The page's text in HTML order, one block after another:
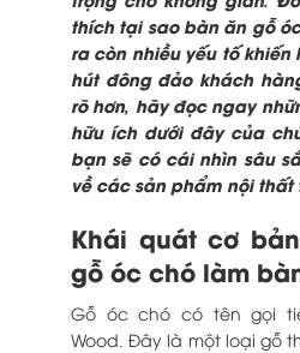
thích tại sao bàn ăn gỗ
ra còn nhiều yếu tố
hút đông đảo khách
rõ hơn, hãy đọc ngay
hữu ích dưới đây của
bạn sẽ có cái nhìn sâu
về các sản phẩm nội thất
Khái quát cơ
gỗ óc chó làm
Gỗ óc chó có tên gọi
Wood. Đây là một loại gỗ